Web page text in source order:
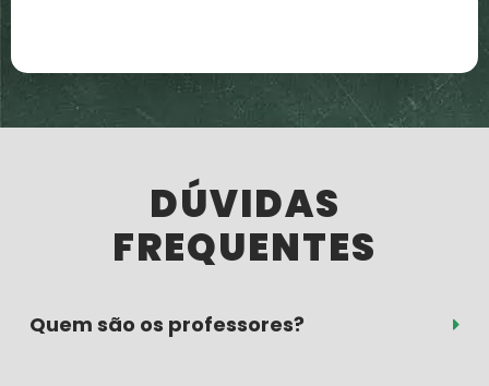
DÚVIDAS
FREQUENTES
Quem são os professores?